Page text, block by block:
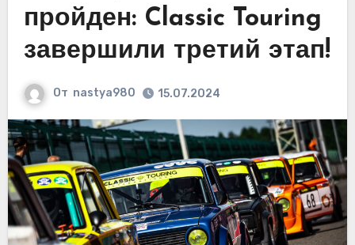
пройден: Classic Touring
завершили третий этап!
От nastya980 15.07.2024